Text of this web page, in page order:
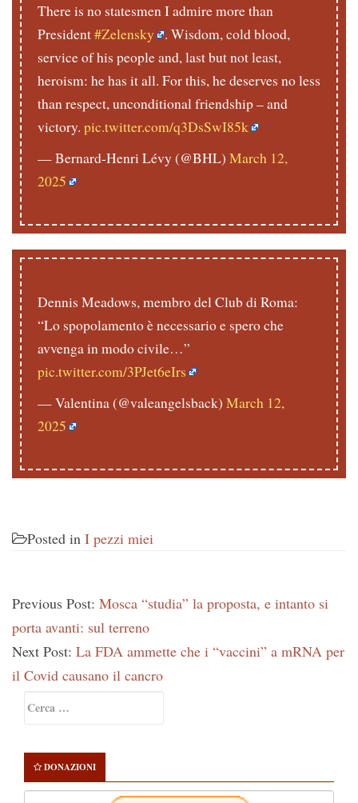
There is no statesmen I admire more than
President#Zelensky
. Wisdom, cold blood,
service of his people and, last but not least,
heroism: he has it all. For this, he deserves no less
than respect, unconditional friendship – and
victory. pic.twitter.com/q3DsSwI85k
— Bernard-Henri Lévy (@BHL) March 12,
2025
Dennis Meadows, membro del Club di Roma:
“Lo spopolamento è necessario e spero che
avvenga in modo civile…”
pic.twitter.com/3PJet6eIrs
— Valentina (@valeangelsback) March 12,
2025
Posted in I pezzi miei
Previous Post: Mosca “studia” la proposta, e intanto si
porta avanti: sul terreno
Next Post: La FDA ammette che i “vaccini” a mRNA per
il Covid causano il cancro
Sidebar
per:
DONAZIONI